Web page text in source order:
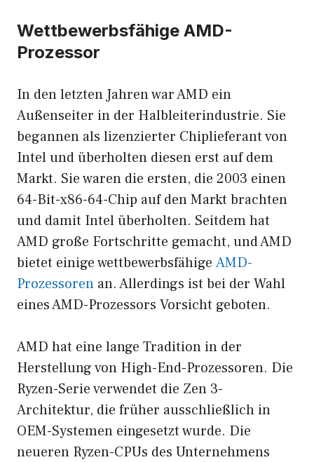
Wettbewerbsfähige AMD-
Prozessor
In den letzten Jahren war AMD ein
Außenseiter in der Halbleiterindustrie. Sie
begannen als lizenzierter Chiplieferant von
Intel und überholten diesen erst auf dem
Markt. Sie waren die ersten, die 2003 einen
64-Bit-x86-64-Chip auf den Markt brachten
und damit Intel überholten. Seitdem hat
AMD große Fortschritte gemacht, und AMD
bietet einige wettbewerbsfähige AMD-
Prozessoren an. Allerdings ist bei der Wahl
eines AMD-Prozessors Vorsicht geboten.
AMD hat eine lange Tradition in der
Herstellung von High-End-Prozessoren. Die
Ryzen-Serie verwendet die Zen 3-
Architektur, die früher ausschließlich in
OEM-Systemen eingesetzt wurde. Die
neueren Ryzen-CPUs des Unternehmens